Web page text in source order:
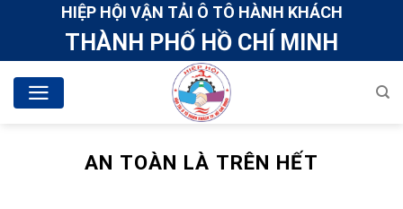
HIỆP HỘI VẬN TẢI Ô TÔ HÀNH KHÁCH
THÀNH PHỐ HỒ CHÍ MINH
AN TOÀN LÀ TRÊN HẾT